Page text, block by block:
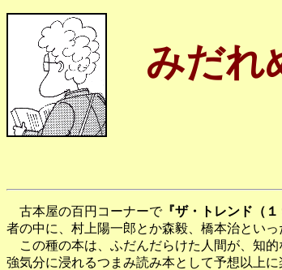
みだれ
古本屋の百円コーナーで『ザ・トレンド（１
者の中に、村上陽一郎とか森毅、橋本治とい
この種の本は、ふだんだらけた人間が、知
強気分に浸れるつまみ読み本として予想以上に